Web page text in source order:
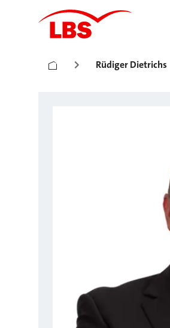
Rüdiger Dietrichs